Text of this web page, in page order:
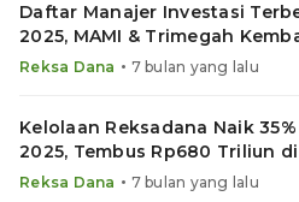
Daftar Manajer Investasi
2025, MAMI & Trimegah
Reksa Dana • 7 bulan yang lalu
Kelolaan Reksadana Naik
2025, Tembus Rp680 Triliun
Reksa Dana • 7 bulan yang lalu